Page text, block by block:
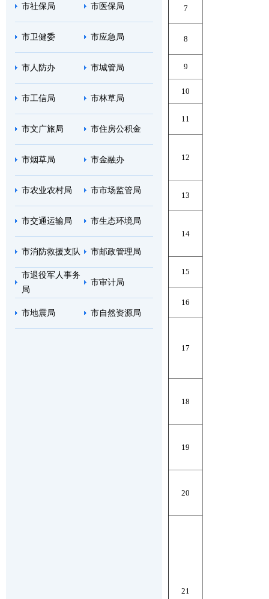
市社保局 市医保局
市卫健委 市应急局
市人防办 市城管局
市工信局 市林草局
市文广旅局 市住房公积金
市烟草局 市金融办
市农业农村局 市市场监管局
市交通运输局 市生态环境局
市消防救援支队 市邮政管理局
市退役军人事务
局
市审计局
市地震局 市自然资源局
7
8
9
10
11
12
13
14
15
16
17
18
19
20
21